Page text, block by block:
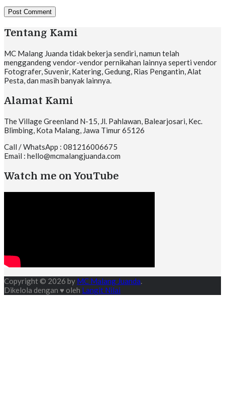
Tentang Kami
MC Malang Juanda tidak bekerja sendiri, namun telah
menggandeng vendor-vendor pernikahan lainnya seperti vendor
Fotografer, Suvenir, Katering, Gedung, Rias Pengantin, Alat
Pesta, dan masih banyak lainnya.
Alamat Kami
The Village Greenland N-15, Jl. Pahlawan, Balearjosari, Kec.
Blimbing, Kota Malang, Jawa Timur 65126
Call / WhatsApp : 081216006675
Email : hello@mcmalangjuanda.com
Watch me on YouTube
Copyright © 2026 by MC Malang Juanda.
Dikelola dengan ♥ oleh Langit Nilai